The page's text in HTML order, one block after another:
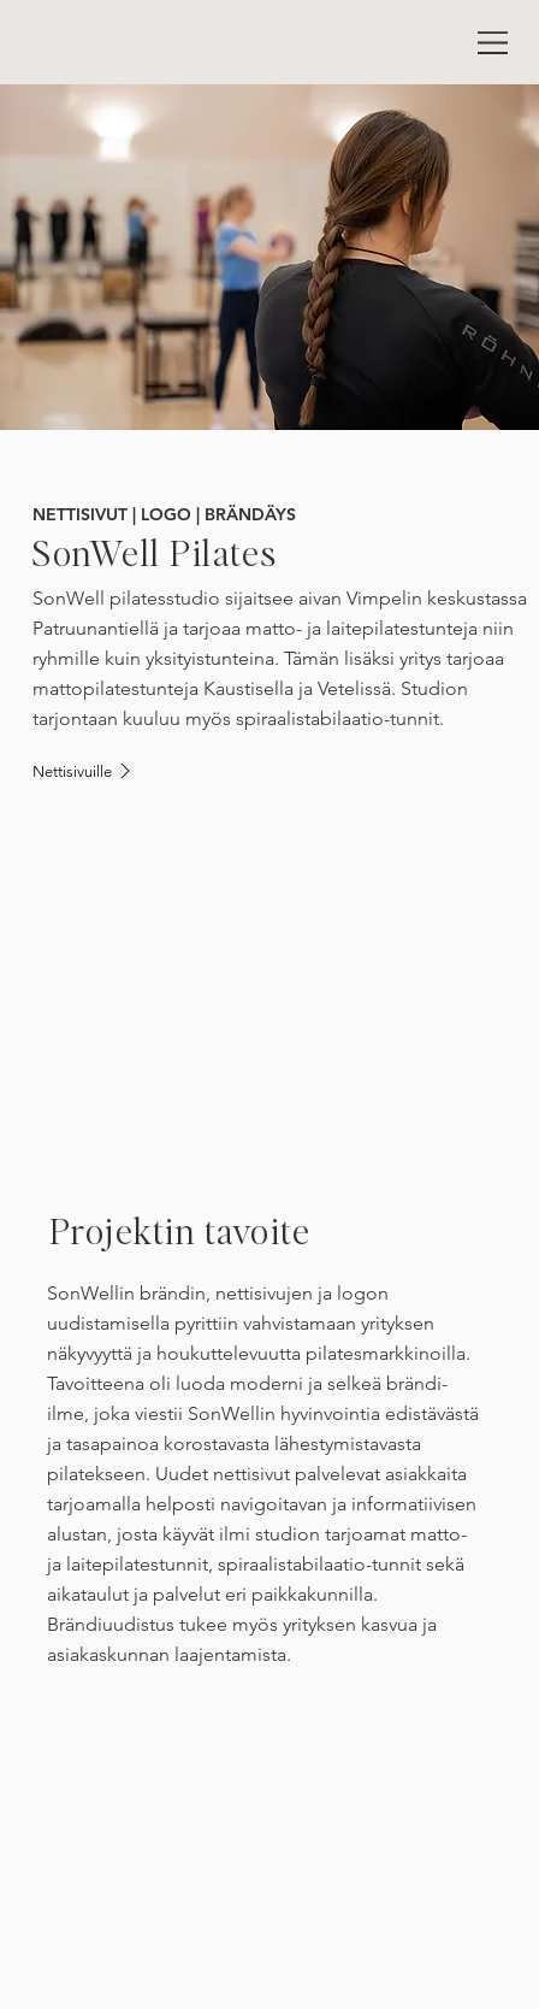
NETTISIVUT | LOGO | BRÄNDÄYS
SonWell Pilates
SonWell pilatesstudio sijaitsee aivan Vimpelin keskustassa
Patruunantiellä ja tarjoaa matto- ja laitepilatestunteja niin
ryhmille kuin yksityistunteina. Tämän lisäksi yritys tarjoaa
mattopilatestunteja Kaustisella ja Vetelissä. Studion
tarjontaan kuuluu myös spiraalistabilaatio-tunnit.
Nettisivuille
Projektin tavoite
SonWellin brändin, nettisivujen ja logon
uudistamisella pyrittiin vahvistamaan yrityksen
näkyvyyttä ja houkuttelevuutta pilatesmarkkinoilla.
Tavoitteena oli luoda moderni ja selkeä brändi-
ilme, joka viestii SonWellin hyvinvointia edistävästä
ja tasapainoa korostavasta lähestymistavasta
pilatekseen. Uudet nettisivut palvelevat asiakkaita
tarjoamalla helposti navigoitavan ja informatiivisen
alustan, josta käyvät ilmi studion tarjoamat matto-
ja laitepilatestunnit, spiraalistabilaatio-tunnit sekä
aikataulut ja palvelut eri paikkakunnilla.
Brändiuudistus tukee myös yrityksen kasvua ja
asiakaskunnan laajentamista.